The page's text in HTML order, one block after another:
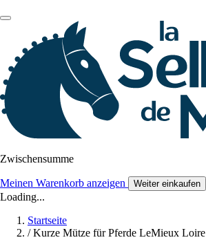
Zwischensumme
Meinen Warenkorb anzeigen Weiter einkaufen
Loading...
Startseite
/ Kurze Mütze für Pferde LeMieux Loire